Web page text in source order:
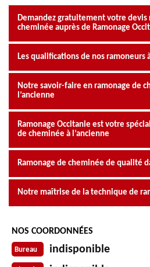
Demandez gratuitement votre devis
cheminée auprès de Ramonage
Les qualifications de nos ramoneurs
Notre savoir-faire en ramonage de
l’ancienne
Ramonage Occitanie est votre
de cheminée à l’ancienne
Ramonage de cheminée de qualité
Notre maîtrise de la technique de
NOS COORDONNÉES
Bureau indisponible